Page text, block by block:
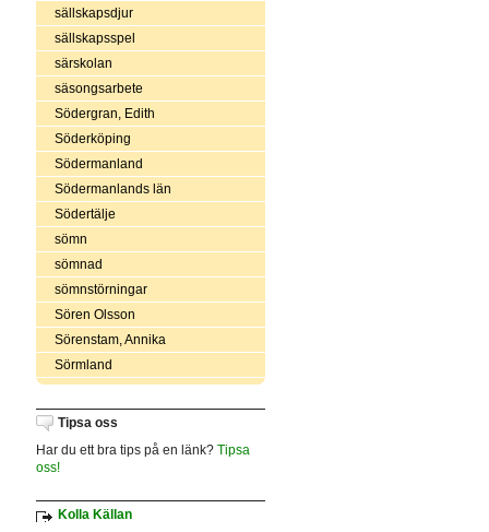
sällskapsdjur
sällskapsspel
särskolan
säsongsarbete
Södergran, Edith
Söderköping
Södermanland
Södermanlands län
Södertälje
sömn
sömnad
sömnstörningar
Sören Olsson
Sörenstam, Annika
Sörmland
Tipsa oss
Har du ett bra tips på en länk? Tipsa
oss!
Kolla Källan